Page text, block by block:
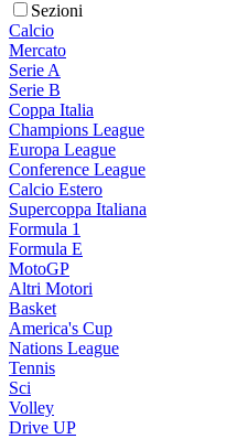
Sezioni
Calcio
Mercato
Serie A
Serie B
Coppa Italia
Champions League
Europa League
Conference League
Calcio Estero
Supercoppa Italiana
Formula 1
Formula E
MotoGP
Altri Motori
Basket
America's Cup
Nations League
Tennis
Sci
Volley
Drive UP